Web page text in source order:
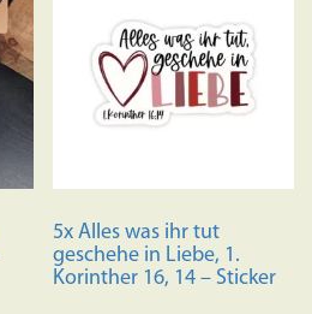
auf.
Die
können
werden
5x Alles was ihr tut
geschehe in Liebe, 1.
Korinther 16, 14 – Sticker